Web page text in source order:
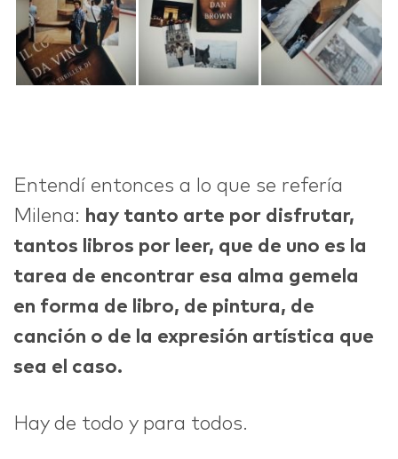
Entendí entonces a lo que se refería
Milena: hay tanto arte por disfrutar,
tantos libros por leer, que de uno es la
tarea de encontrar esa alma gemela
en forma de libro, de pintura, de
canción o de la expresión artística que
sea el caso.
Hay de todo y para todos.